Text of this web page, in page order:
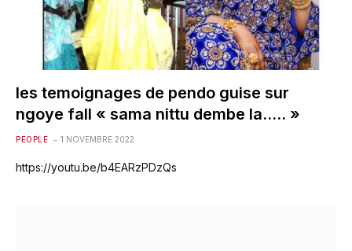
les temoignages de pendo guise sur
ngoye fall « sama nittu dembe la….. »
PEOPLE 1 NOVEMBRE 2022
https://youtu.be/b4EARzPDzQs